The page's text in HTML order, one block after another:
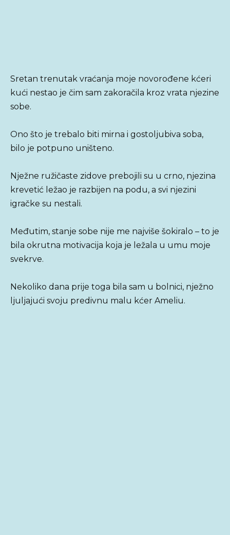
Sretan trenutak vraćanja moje novorođene kćeri
kući nestao je čim sam zakoračila kroz vrata njezine
sobe.
Ono što je trebalo biti mirna i gostoljubiva soba,
bilo je potpuno uništeno.
Nježne ružičaste zidove prebojili su u crno, njezina
krevetić ležao je razbijen na podu, a svi njezini
igračke su nestali.
Međutim, stanje sobe nije me najviše šokiralo – to je
bila okrutna motivacija koja je ležala u umu moje
svekrve.
Nekoliko dana prije toga bila sam u bolnici, nježno
ljuljajući svoju predivnu malu kćer Ameliu.